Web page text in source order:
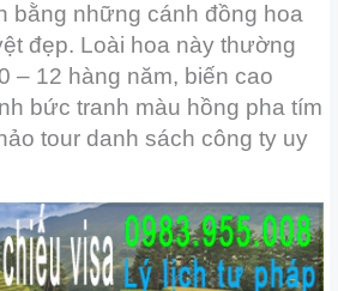
bằng những cánh đồng hoa
đẹp. Loài hoa này thường
– 12 hàng năm, biến cao
bức tranh màu hồng pha tím
tour danh sách công ty uy